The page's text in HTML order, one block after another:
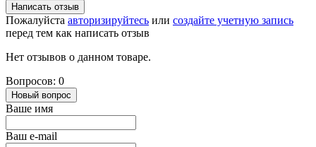
Написать отзыв
Пожалуйста авторизируйтесь или создайте учетную запись
перед тем как написать отзыв
Нет отзывов о данном товаре.
Вопросов: 0
Новый вопрос
Ваше имя
Ваш e-mail